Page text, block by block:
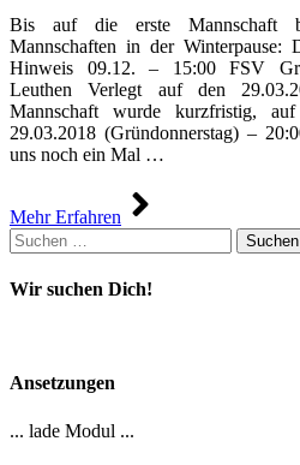
Bis auf die erste Mannschaft
Mannschaften in der
Hinweis 09.12. – 15:00 FSV
Leuthen Verlegt auf den
Mannschaft wurde kurzfristig,
29.03.2018 (Gründonnerstag) –
uns noch ein Mal …
Mehr Erfahren
Suchen
nach:
Wir suchen Dich!
Ansetzungen
... lade Modul ...